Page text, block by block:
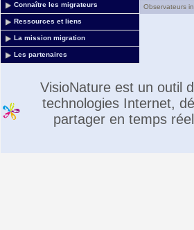
Connaître les migrateurs
Ressources et liens
La mission migration
Les partenaires
Observateurs
VisioNature est un outil
technologies Internet,
partager en temps